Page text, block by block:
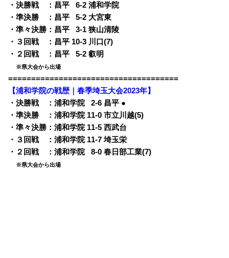
・決勝戦 ：昌平
06-2 浦和学院
・準決勝 ：昌平
05-2 大宮東
・準々決勝：昌平
03-1 狭山清陵
・３回戦 ：昌平 10-3 川口(7)
・２回戦 ：昌平
05-2 叡明
※県大会から出場
=====================================
【浦和学院の戦歴｜春季埼玉大会2023年】
・決勝戦 ：浦和学院
02-6 昌平 ●
・準決勝 ：浦和学院 11-0 市立川越(5)
・準々決勝：浦和学院 11-5 西武台
・３回戦 ：浦和学院 11-7 埼玉栄
・２回戦 ：浦和学院
08-0 春日部工業(7)
※県大会から出場